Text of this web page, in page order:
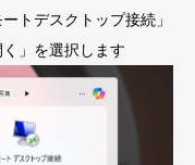
トデスクトップ接続」
」を選択します